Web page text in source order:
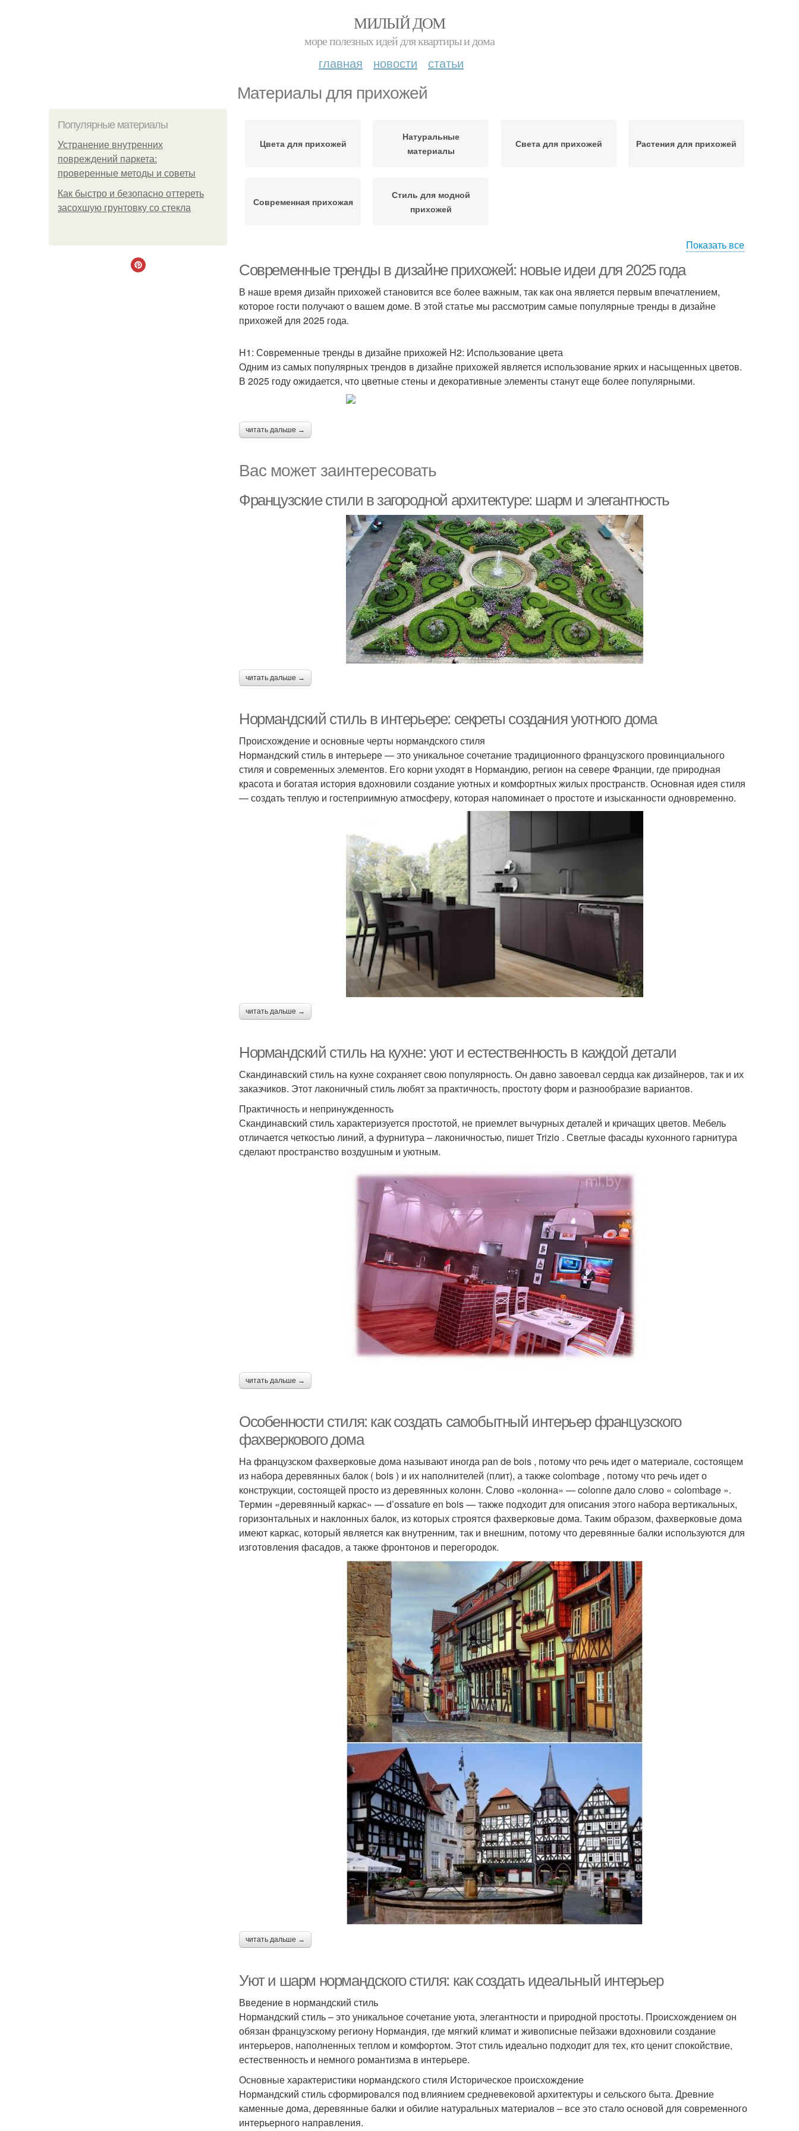
МИЛЫЙ ДОМ
море полезных идей для квартиры и дома
главная новости статьи
Материалы для прихожей
Популярные материалы
Устранение внутренних
повреждений паркета:
проверенные методы и советы
Как быстро и безопасно оттереть
засохшую грунтовку со стекла
Цвета для прихожей
Натуральные
материалы
Света для прихожей Растения для прихожей
Современная прихожая
Стиль для модной
прихожей
Показать все
Современные тренды в дизайне прихожей: новые идеи для 2025 года
В наше время дизайн прихожей становится все более важным, так как она является первым впечатлением,
которое гости получают о вашем доме. В этой статье мы рассмотрим самые популярные тренды в дизайне
прихожей для 2025 года.
H1: Современные тренды в дизайне прихожей H2: Использование цвета
Одним из самых популярных трендов в дизайне прихожей является использование ярких и насыщенных цветов.
В 2025 году ожидается, что цветные стены и декоративные элементы станут еще более популярными.
читать дальше →
Вас может заинтересовать
Французские стили в загородной архитектуре: шарм и элегантность
читать дальше →
Нормандский стиль в интерьере: секреты создания уютного дома
Происхождение и основные черты нормандского стиля
Нормандский стиль в интерьере — это уникальное сочетание традиционного французского провинциального
стиля и современных элементов. Его корни уходят в Нормандию, регион на севере Франции, где природная
красота и богатая история вдохновили создание уютных и комфортных жилых пространств. Основная идея стиля
— создать теплую и гостеприимную атмосферу, которая напоминает о простоте и изысканности одновременно.
читать дальше →
Нормандский стиль на кухне: уют и естественность в каждой детали
Скандинавский стиль на кухне сохраняет свою популярность. Он давно завоевал сердца как дизайнеров, так и их
заказчиков. Этот лаконичный стиль любят за практичность, простоту форм и разнообразие вариантов.
Практичность и непринужденность
Скандинавский стиль характеризуется простотой, не приемлет вычурных деталей и кричащих цветов. Мебель
отличается четкостью линий, а фурнитура – лаконичностью, пишет Trizio . Светлые фасады кухонного гарнитура
сделают пространство воздушным и уютным.
читать дальше →
Особенности стиля: как создать самобытный интерьер французского
фахверкового дома
На французском фахверковые дома называют иногда pan de bois , потому что речь идет о материале, состоящем
из набора деревянных балок ( bois ) и их наполнителей (плит), а также colombage , потому что речь идет о
конструкции, состоящей просто из деревянных колонн. Слово «колонна» — colonne дало слово « colombage ».
Термин «деревянный каркас» — d’ossature en bois — также подходит для описания этого набора вертикальных,
горизонтальных и наклонных балок, из которых строятся фахверковые дома. Таким образом, фахверковые дома
имеют каркас, который является как внутренним, так и внешним, потому что деревянные балки используются для
изготовления фасадов, а также фронтонов и перегородок.
читать дальше →
Уют и шарм нормандского стиля: как создать идеальный интерьер
Введение в нормандский стиль
Нормандский стиль – это уникальное сочетание уюта, элегантности и природной простоты. Происхождением он
обязан французскому региону Нормандия, где мягкий климат и живописные пейзажи вдохновили создание
интерьеров, наполненных теплом и комфортом. Этот стиль идеально подходит для тех, кто ценит спокойствие,
естественность и немного романтизма в интерьере.
Основные характеристики нормандского стиля Историческое происхождение
Нормандский стиль сформировался под влиянием средневековой архитектуры и сельского быта. Древние
каменные дома, деревянные балки и обилие натуральных материалов – все это стало основой для современного
интерьерного направления.